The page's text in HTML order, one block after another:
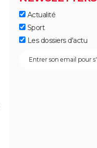
Actualité
Sport
Les dossiers d'actu